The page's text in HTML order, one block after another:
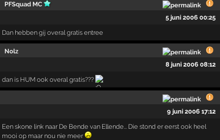
PFSquad MC
5 juni 2006 00:25
Dan hebben gij overal gratis entree
Nolz
8 juni 2006 08:12
dan is HUM ook overal gratis???
9 juni 2006 17:12
Een skone link naar De Bende van Ellende... Die stond er eerst ook heel
mooi op maar nou nie meer